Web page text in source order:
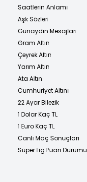
Saatlerin Anlamı
Aşk Sözleri
Günaydın Mesajları
Gram Altın
Çeyrek Altın
Yarım Altın
Ata Altın
Cumhuriyet Altını
22 Ayar Bilezik
1 Dolar Kaç TL
1 Euro Kaç TL
Canlı Maç Sonuçları
Süper Lig Puan Durumu